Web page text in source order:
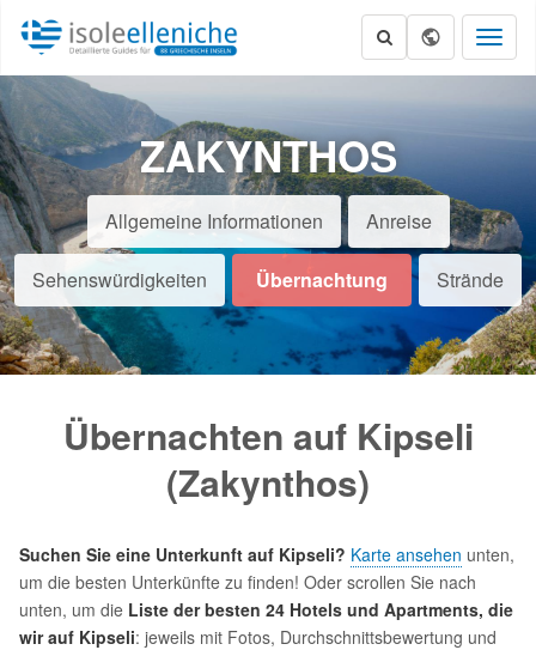
ZAKYNTHOS
Allgemeine Informationen Anreise
Sehenswürdigkeiten Übernachtung Strände
Übernachten auf Kipseli
(Zakynthos)
Suchen Sie eine Unterkunft auf Kipseli? Karte ansehen unten,
um die besten Unterkünfte zu finden! Oder scrollen Sie nach
unten, um die Liste der besten 24 Hotels und Apartments, die
wir auf Kipseli: jeweils mit Fotos, Durchschnittsbewertung und